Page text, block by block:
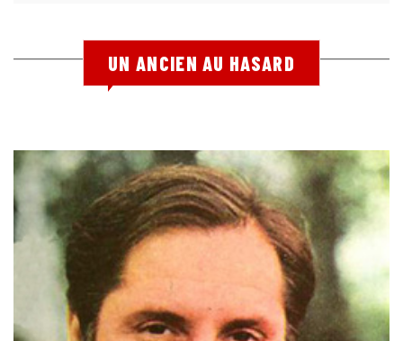
UN ANCIEN AU HASARD